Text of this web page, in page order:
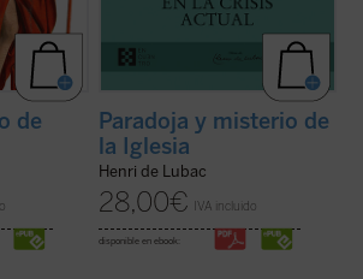
de
Paradoja y misterio de
la Iglesia
Henri de Lubac
28,00€ IVA incluido
disponible en ebook: